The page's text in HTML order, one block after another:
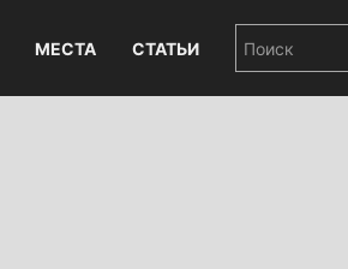
МЕСТА СТАТЬИ